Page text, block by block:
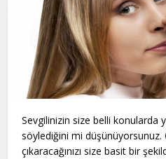
Sevgilinizin size belli konularda
söylediğini mi düşünüyorsunuz.
çıkaracağınızı size basit bir